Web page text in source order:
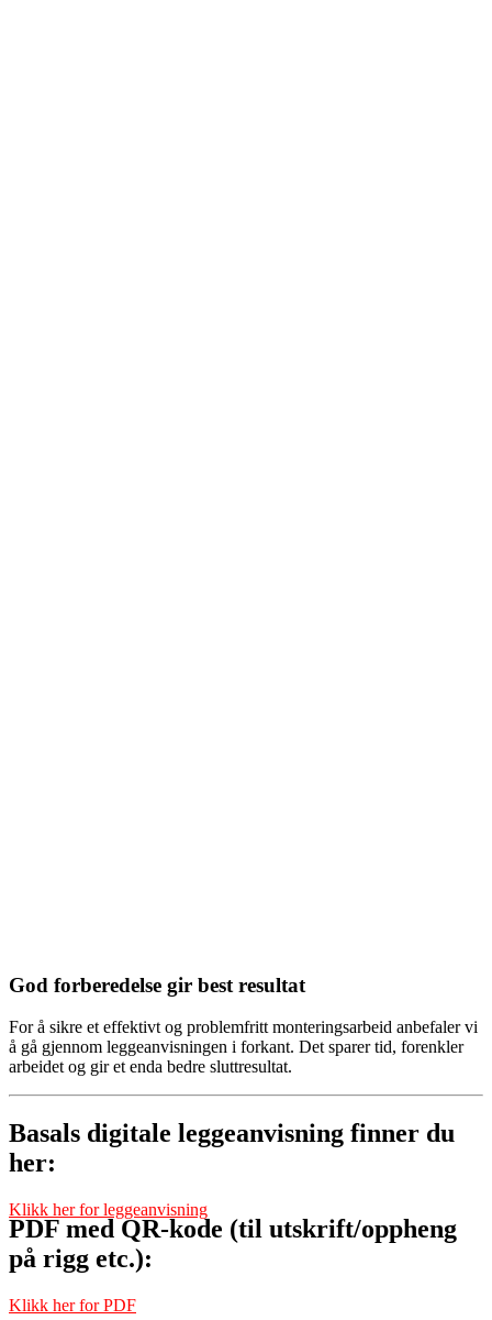
God forberedelse gir best resultat
For å sikre et effektivt og problemfritt monteringsarbeid anbefaler vi
å gå gjennom leggeanvisningen i forkant. Det sparer tid, forenkler
arbeidet og gir et enda bedre sluttresultat.
Basals digitale leggeanvisning finner du
her:
Klikk her for leggeanvisning
PDF med QR-kode (til utskrift/oppheng
på rigg etc.):
Klikk her for PDF